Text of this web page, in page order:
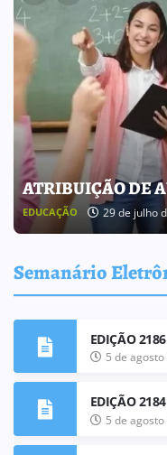
BOLETIM
BOLETIM INFORMATIVO
Semanário
EDIÇÃO
5 de
EDIÇÃO
5 de